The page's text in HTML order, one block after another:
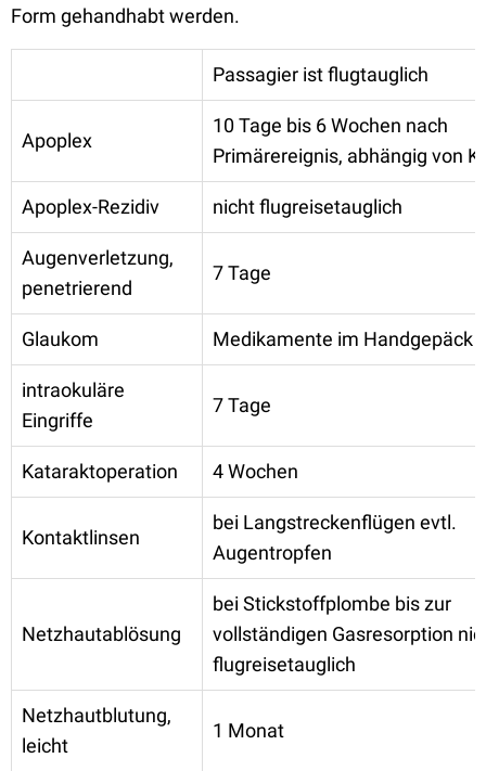
Form gehandhabt werden.
Passagier ist flugtauglich
Apoplex
10 Tage bis 6 Wochen nach
Primärereignis, abhängig von
Apoplex-Rezidiv nicht flugreisetauglich
Augenverletzung,
penetrierend
7 Tage
Glaukom Medikamente im Handgepäck
intraokuläre
Eingriffe
7 Tage
Kataraktoperation 4 Wochen
Kontaktlinsen
bei Langstreckenflügen evtl.
Augentropfen
Netzhautablösung
bei Stickstoffplombe bis zur
vollständigen Gasresorption
flugreisetauglich
Netzhautblutung,
leicht
1 Monat